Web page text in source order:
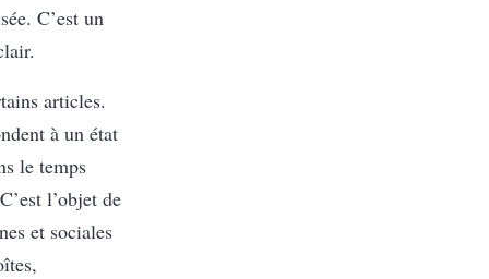
C’est un
articles.
à un état
le temps
l’objet de
et sociales